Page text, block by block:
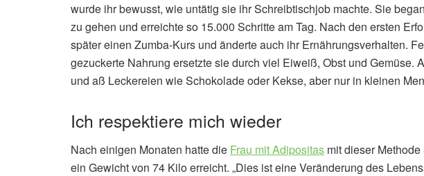
wurde ihr bewusst, wie untätig sie ihr Schreibtischjob machte. Sie
zu gehen und erreichte so 15.000 Schritte am Tag. Nach den ersten
später einen Zumba-Kurs und änderte auch ihr Ernährungsverhalten.
gezuckerte Nahrung ersetzte sie durch viel Eiweiß, Obst und Gemüse.
und aß Leckereien wie Schokolade oder Kekse, aber nur in kleinen
Ich respektiere mich wieder
Nach einigen Monaten hatte die Frau mit Adipositas mit dieser
ein Gewicht von 74 Kilo erreicht. „Dies ist eine Veränderung des